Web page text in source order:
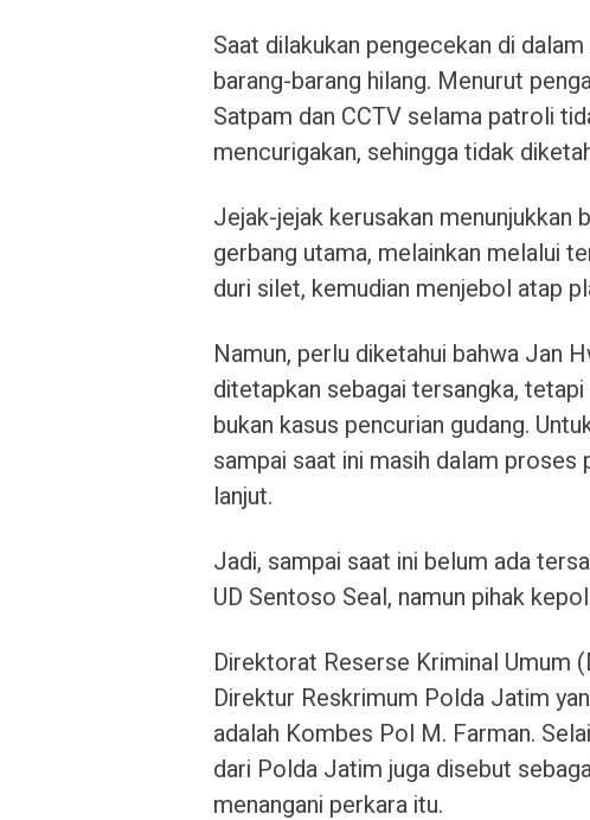
Saat dilakukan pengecekan di
barang-barang hilang. Menurut
Satpam dan CCTV selama patroli
mencurigakan, sehingga tidak
Jejak-jejak kerusakan menunjukkan
gerbang utama, melainkan melalui
duri silet, kemudian menjebol atap
Namun, perlu diketahui bahwa Jan
ditetapkan sebagai tersangka,
bukan kasus pencurian gudang.
sampai saat ini masih dalam proses
lanjut.
Jadi, sampai saat ini belum ada
UD Sentoso Seal, namun pihak
Direktorat Reserse Kriminal Umum
Direktur Reskrimum Polda Jatim
adalah Kombes Pol M. Farman.
dari Polda Jatim juga disebut
menangani perkara itu.